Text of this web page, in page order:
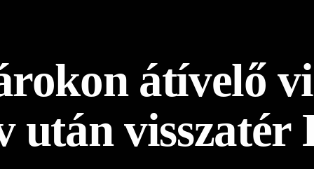
átívelő
után visszatér